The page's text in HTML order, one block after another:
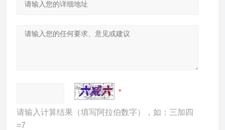
请输入计算结果（填写阿拉伯数字），如：三加四
=7